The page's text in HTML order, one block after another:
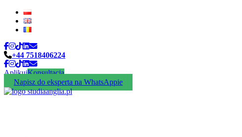
+44 7518406224
AplikujKonsultacja
Napisz do eksperta na WhatsAppie